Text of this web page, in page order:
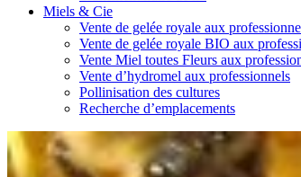
Miels & Cie
Vente de gelée royale aux
Vente de gelée royale BIO aux
Vente Miel toutes Fleurs aux
Vente d’hydromel aux professionnels
Pollinisation des cultures
Recherche d’emplacements